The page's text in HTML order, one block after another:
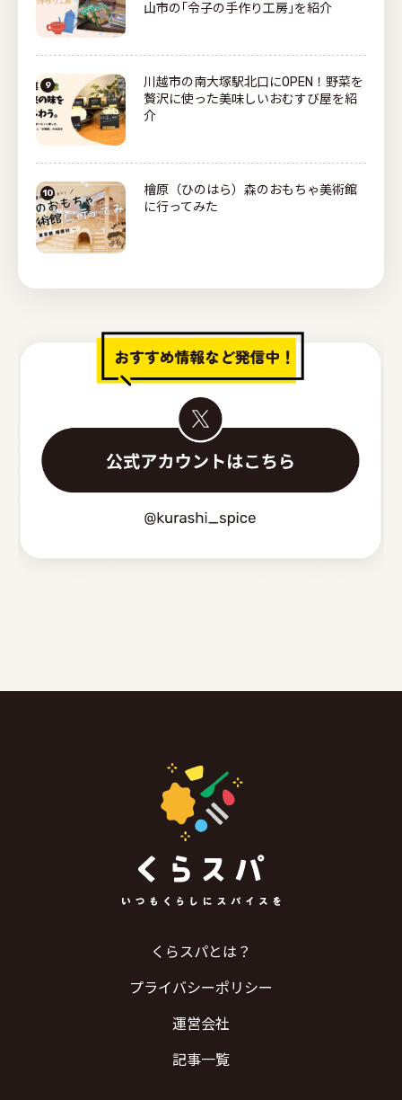
山市の｢令子の手作り工房｣を紹介
川越市の南大塚駅北口にOPEN！野菜を
贅沢に使った美味しいおむすび屋を紹
介
檜原（ひのはら）森のおもちゃ美術館
に行ってみた
くらスパとは？
プライバシーポリシー
運営会社
記事一覧